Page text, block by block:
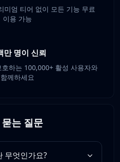
미엄 티어 없이 모든 기능 무료
이용 가능
만 명이 신뢰
하는 100,000+ 활성 사용자와
함께하세요
는 질문
무엇인가요?